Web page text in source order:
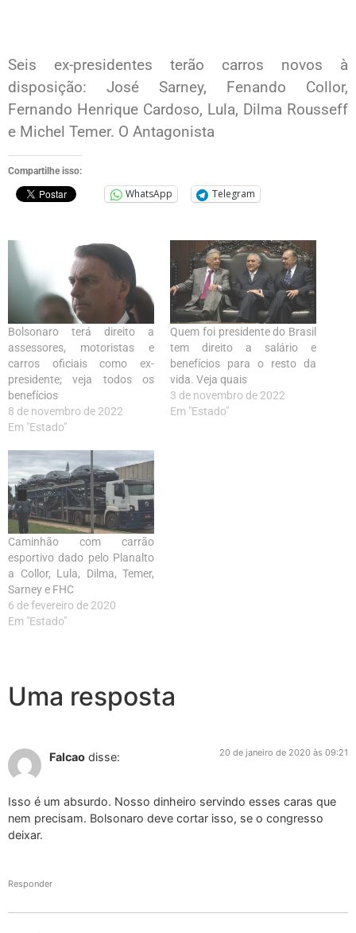
Seis ex-presidentes terão carros novos à
disposição: José Sarney, Fenando Collor,
Fernando Henrique Cardoso, Lula, Dilma Rousseff
e Michel Temer. O Antagonista
Compartilhe isso:
WhatsApp Telegram
Bolsonaro terá direito a
assessores, motoristas e
carros oficiais como ex-
presidente; veja todos os
benefícios
8 de novembro de 2022
Em "Estado"
Quem foi presidente do Brasil
tem direito a salário e
benefícios para o resto da
vida. Veja quais
3 de novembro de 2022
Em "Estado"
Caminhão com carrão
esportivo dado pelo Planalto
a Collor, Lula, Dilma, Temer,
Sarney e FHC
6 de fevereiro de 2020
Em "Estado"
Uma resposta
Falcao disse: 20 de janeiro de 2020 às 09:21
Isso é um absurdo. Nosso dinheiro servindo esses caras que
nem precisam. Bolsonaro deve cortar isso, se o congresso
deixar.
Responder